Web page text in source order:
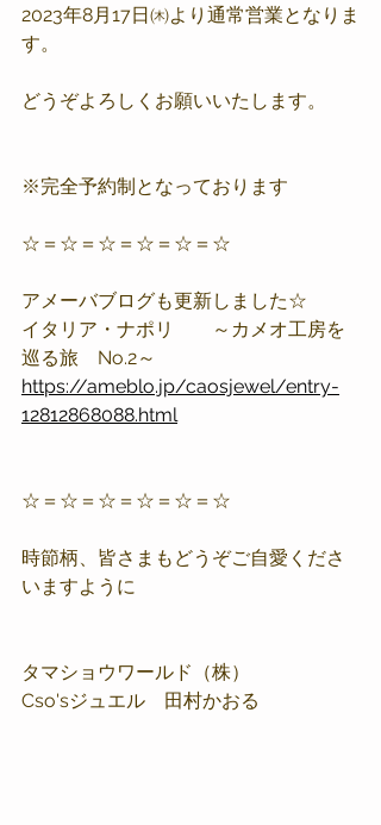
2023年8月17日㈭より通常営業となりま
す。
どうぞよろしくお願いいたします。
※完全予約制となっております
☆＝☆＝☆＝☆＝☆＝☆
アメーバブログも更新しました☆
イタリア・ナポリ　　～カメオ工房を
巡る旅　No.2～
https://ameblo.jp/caosjewel/entry-
12812868088.html
☆＝☆＝☆＝☆＝☆＝☆
時節柄、皆さまもどうぞご自愛くださ
いますように
タマショウワールド（株）
Cso'sジュエル　田村かおる